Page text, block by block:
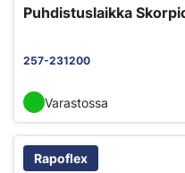
Puhdistuslaikka
257-231200
Varastossa
Rapoflex